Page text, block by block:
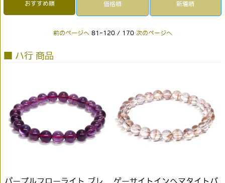
おすすめ順 価格順 新着順
前のページへ 81-120 / 170 次のページへ
■ ハ行 商品
パープルフローライト ブレ
ゲーサイトインヘマタイトバ